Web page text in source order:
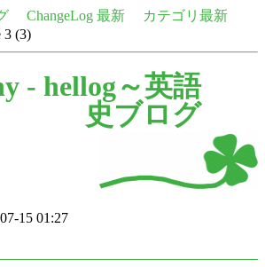
ChangeLog 最新
カテゴリ最新
3 (3)
- hellog～英語
史ブログ
15 01:27